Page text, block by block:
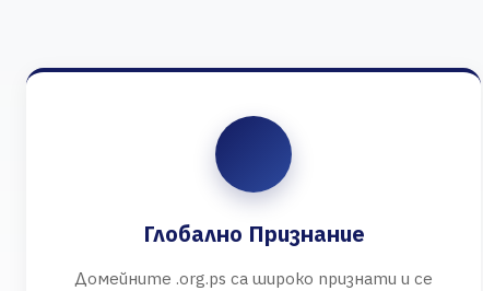
Глобално Признание
Домейните .org.ps са широко признати и се